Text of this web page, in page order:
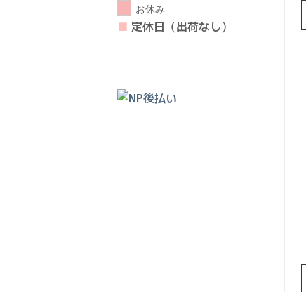
お休み
■ 定休日（出荷なし）